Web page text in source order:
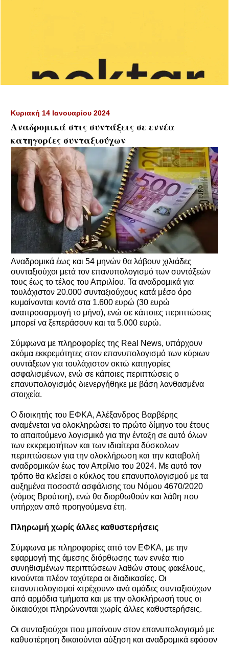
Κυριακή 14 Ιανουαρίου 2024
Αναδρομικά στις συντάξεις σε εννέα
κατηγορίες συνταξιούχων
Αναδρομικά έως και 54 μηνών θα λάβουν χιλιάδες
συνταξιούχοι μετά τον επανυπολογισμό των συντάξεών
τους έως το τέλος του Απριλίου. Τα αναδρομικά για
τουλάχιστον 20.000 συνταξιούχους κατά μέσο όρο
κυμαίνονται κοντά στα 1.600 ευρώ (30 ευρώ
αναπροσαρμογή το μήνα), ενώ σε κάποιες περιπτώσεις
μπορεί να ξεπεράσουν και τα 5.000 ευρώ.
Σύμφωνα με πληροφορίες της Real News, υπάρχουν
ακόμα εκκρεμότητες στον επανυπολογισμό των κύριων
συντάξεων για τουλάχιστον οκτώ κατηγορίες
ασφαλισμένων, ενώ σε κάποιες περιπτώσεις ο
επανυπολογισμός διενεργήθηκε με βάση λανθασμένα
στοιχεία.
Ο διοικητής του ΕΦΚΑ, Αλέξανδρος Βαρβέρης
αναμένεται να ολοκληρώσει το πρώτο δίμηνο του έτους
το απαιτούμενο λογισμικό για την ένταξη σε αυτό όλων
των εκκρεμοτήτων και των ιδιαίτερα δύσκολων
περιπτώσεων για την ολοκλήρωση και την καταβολή
αναδρομικών έως τον Απρίλιο του 2024. Με αυτό τον
τρόπο θα κλείσει ο κύκλος του επανυπολογισμού με τα
αυξημένα ποσοστά ασφάλισης του Νόμου 4670/2020
(νόμος Βρούτση), ενώ θα διορθωθούν και λάθη που
υπήρχαν από προηγούμενα έτη.
Πληρωμή χωρίς άλλες καθυστερήσεις
Σύμφωνα με πληροφορίες από τον ΕΦΚΑ, με την
εφαρμογή της άμεσης διόρθωσης των εννέα πιο
συνηθισμένων περιπτώσεων λαθών στους φακέλους,
κινούνται πλέον ταχύτερα οι διαδικασίες. Οι
επανυπολογισμοί «τρέχουν» ανά ομάδες συνταξιούχων
από αρμόδια τμήματα και με την ολοκλήρωσή τους οι
δικαιούχοι πληρώνονται χωρίς άλλες καθυστερήσεις.
Οι συνταξιούχοι που μπαίνουν στον επανυπολογισμό με
καθυστέρηση δικαιούνται αύξηση και αναδρομικά εφόσον